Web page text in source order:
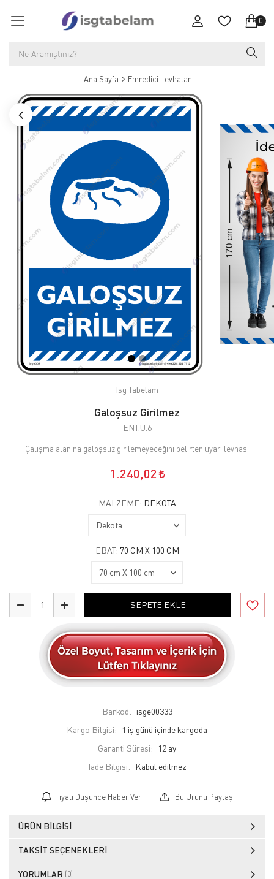
0
Ana Sayfa Emredici Levhalar
İsg Tabelam
Galoşsuz Girilmez
ENT.U.6
Çalışma alanına galoşsuz girilemeyeceğini belirten uyarı levhası
1.240,02
MALZEME: DEKOTA
EBAT: 70 CM X 100 CM
SEPETE EKLE
Barkod: isge00333
Kargo Bilgisi:
1 iş günü içinde kargoda
Garanti Süresi:
12 ay
İade Bilgisi:
Fiyatı Düşünce Haber Ver Bu Ürünü Paylaş
ÜRÜN BILGISI
TAKSIT SEÇENEKLERI
YORUMLAR (0)